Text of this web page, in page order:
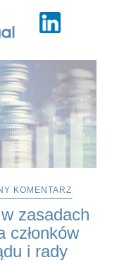
KOMENTARZ
zasadach
członków
i rady